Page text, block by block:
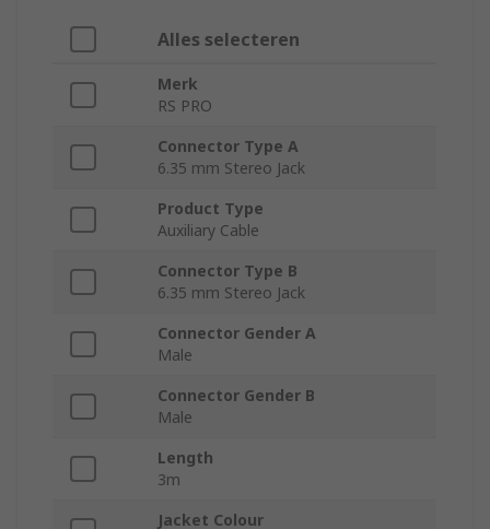
Alles selecteren
Merk
RS PRO
Connector Type A
6.35 mm Stereo Jack
Product Type
Auxiliary Cable
Connector Type B
6.35 mm Stereo Jack
Connector Gender A
Male
Connector Gender B
Male
Length
3m
Jacket Colour